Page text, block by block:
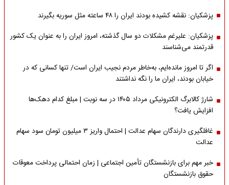
پزشکیان: نقشه کشیده بودند ایران را ۴۸ ساعته مثل سوریه بگیرند
پزشکیان: علیرغم مشکلات دو سال گذشته، امروز ایران را به عنوان یک کشور
قدرتمند می‌شناسند
اگر تا امروز مانده‌ایم، به‌خاطر مردم نجیب ایران است/ تنها کسانی که در
خیابان بودند، ایران ما را نگه نداشتند
شارژ کالابرگ الکترونیکی مرداد ۱۴۰۵ در سه نوبت | مبلغ کدام دهک‌ها
افزایش یافت؟
غافلگیری دارندگان سهام عدالت | احتمال واریز ۳ میلیون تومان سود سهام
عدالت
خبر مهم برای بازنشستگان تأمین اجتماعی | زمان احتمالی پرداخت معوقات
حقوق بازنشستگان